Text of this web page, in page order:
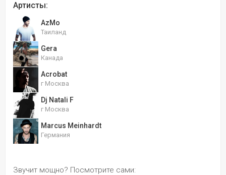
Артисты:
AzMo
Таиланд
Gera
Канада
Acrobat
г Москва
Dj Natali F
г Москва
Marcus Meinhardt
Германия
Звучит мощно? Посмотрите сами: